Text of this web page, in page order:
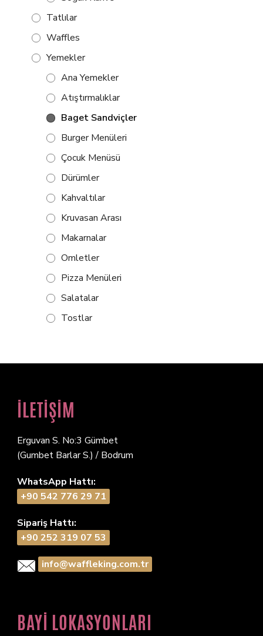
Tatlılar
Waffles
Yemekler
Ana Yemekler
Atıştırmalıklar
Baget Sandviçler
Burger Menüleri
Çocuk Menüsü
Dürümler
Kahvaltılar
Kruvasan Arası
Makarnalar
Omletler
Pizza Menüleri
Salatalar
Tostlar
İLETİŞİM
Erguvan S. No:3 Gümbet
(Gumbet Barlar S.) / Bodrum
WhatsApp Hattı:
+90 542 776 29 71
Sipariş Hattı:
+90 252 319 07 53
info@waffleking.com.tr
BAYİ LOKASYONLARI